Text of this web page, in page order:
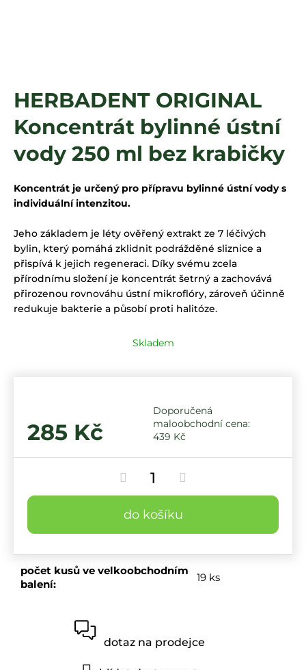
HERBADENT ORIGINAL
Koncentrát bylinné ústní
vody 250 ml bez krabičky
Koncentrát je určený pro přípravu bylinné ústní vody s
individuální intenzitou.
Jeho základem je léty ověřený extrakt ze 7 léčivých
bylin, který pomáhá zklidnit podrážděné sliznice a
přispívá k jejich regeneraci. Díky svému zcela
přírodnímu složení je koncentrát šetrný a zachovává
přirozenou rovnováhu ústní mikroflóry, zároveň účinně
redukuje bakterie a působí proti halitóze.
Skladem
439 Kč
285 Kč
do košíku
počet kusů ve velkoobchodním
balení:
19 ks
dotaz na prodejce
?
HLEDAT